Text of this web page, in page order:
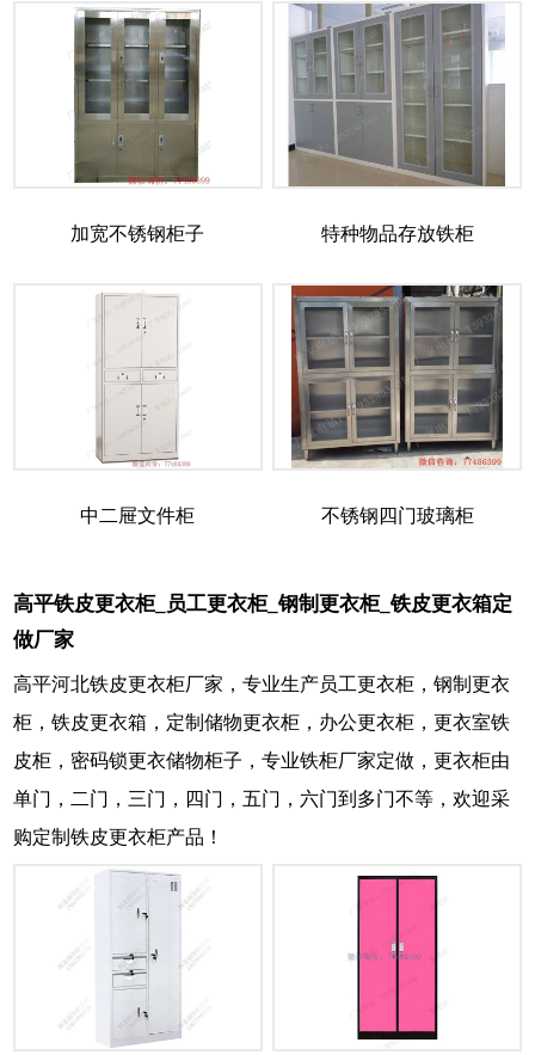
加宽不锈钢柜子 特种物品存放铁柜
中二屉文件柜 不锈钢四门玻璃柜
高平铁皮更衣柜_员工更衣柜_钢制更衣柜_铁皮更衣箱定
做厂家
高平河北铁皮更衣柜厂家，专业生产员工更衣柜，钢制更衣
柜，铁皮更衣箱，定制储物更衣柜，办公更衣柜，更衣室铁
皮柜，密码锁更衣储物柜子，专业铁柜厂家定做，更衣柜由
单门，二门，三门，四门，五门，六门到多门不等，欢迎采
购定制铁皮更衣柜产品！